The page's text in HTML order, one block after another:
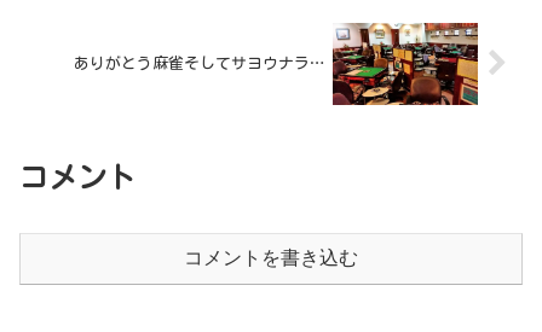
ありがとう麻雀そしてサヨウナラ…
コメント
コメントを書き込む